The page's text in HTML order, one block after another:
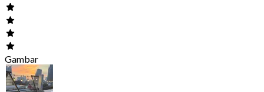
Gambar